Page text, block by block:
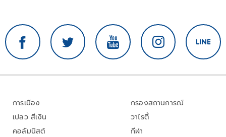
การเมือง
เปลว สีเงิน
คอลัมนิสต์
กรองสถานการณ์
วาไรตี้
กีฬา